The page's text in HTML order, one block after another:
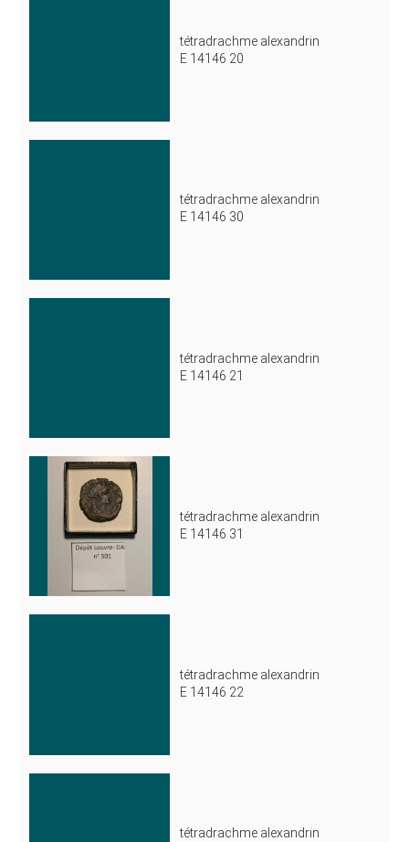
tétradrachme alexandrin
E 14146 20
tétradrachme alexandrin
E 14146 30
tétradrachme alexandrin
E 14146 21
tétradrachme alexandrin
E 14146 31
tétradrachme alexandrin
E 14146 22
tétradrachme alexandrin